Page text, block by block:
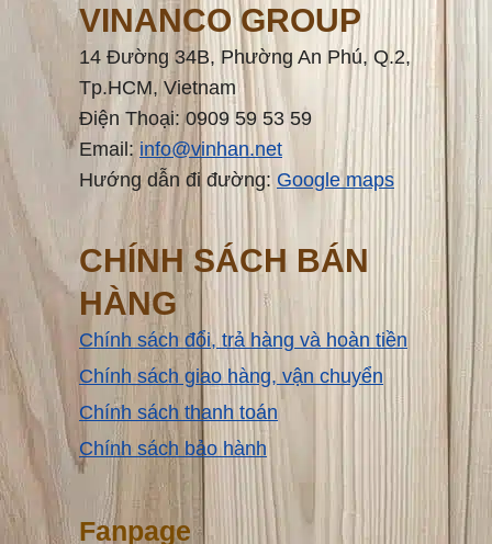
VINANCO GROUP
14 Đường 34B, Phường An Phú, Q.2,
Tp.HCM, Vietnam
Điện Thoại: 0909 59 53 59
Email: info@vinhan.net
Hướng dẫn đi đường: Google maps
CHÍNH SÁCH BÁN
HÀNG
Chính sách đổi, trả hàng và hoàn tiền
Chính sách giao hàng, vận chuyển
Chính sách thanh toán
Chính sách bảo hành
Fanpage